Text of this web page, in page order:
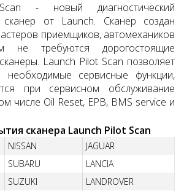
- новый диагностический
сканер от Launch. Сканер создан
приемщиков, автомехаников
требуются дорогостоящие
Launch Pilot Scan позволяет
необходимые сервисные функции,
при сервисном обслуживание
числе Oil Reset, EPB, BMS service и
сканера Launch Pilot Scan
NISSAN
JAGUAR
SUBARU
LANCIA
SUZUKI
LANDROVER